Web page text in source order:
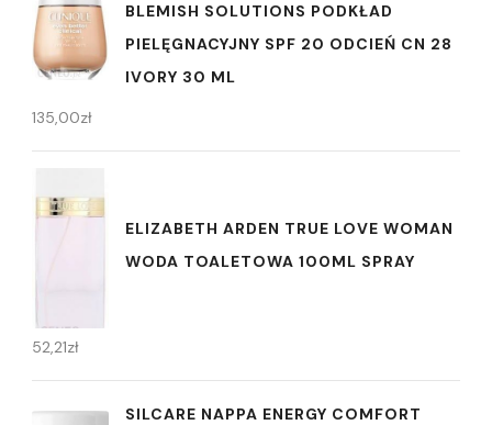
BLEMISH SOLUTIONS PODKŁAD
PIELĘGNACYJNY SPF 20 ODCIEŃ CN 28
IVORY 30 ML
135,00zł
ELIZABETH ARDEN TRUE LOVE WOMAN
WODA TOALETOWA 100ML SPRAY
52,21zł
SILCARE NAPPA ENERGY COMFORT